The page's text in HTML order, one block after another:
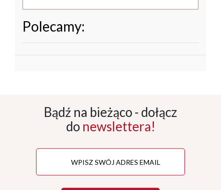
Polecamy:
Bądź na bieżąco - dołącz
do newslettera!